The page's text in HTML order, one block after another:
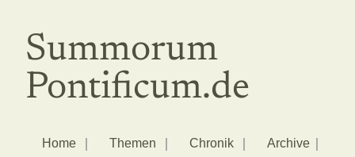
Summorum
Pontificum.de
Home Themen Chronik
Archive